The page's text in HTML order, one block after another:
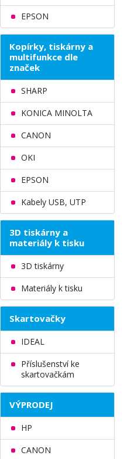
EPSON
Kopírky, tiskárny a
multifunkce dle
značek
SHARP
KONICA MINOLTA
CANON
OKI
EPSON
Kabely USB, UTP
3D tiskárny a
materiály k tisku
3D tiskárny
Materiály k tisku
Skartovačky
IDEAL
Příslušenství ke
skartovačkám
VÝPRODEJ
HP
CANON